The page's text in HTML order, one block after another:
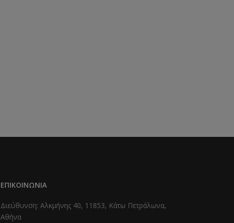
ΕΠΙΚΟΙΝΩΝΊΑ
Διεύθυνση: Αλκμήνης 40, 11853, Κάτω Πετράλωνα,
Αθήνα